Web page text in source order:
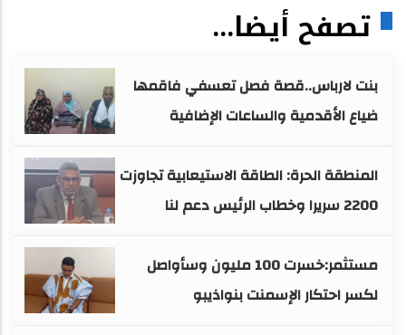
تصفح أيضا...
بنت لارباس..قصة فصل تعسفي فاقمها
ضياع الأقدمية والساعات الإضافية
المنطقة الحرة: الطاقة الاستيعابية تجاوزت
2200 سريرا وخطاب الرئيس دعم لنا
مستثمر:خسرت 100 مليون وسأواصل
لكسر احتكار الإسمنت بنواذيبو